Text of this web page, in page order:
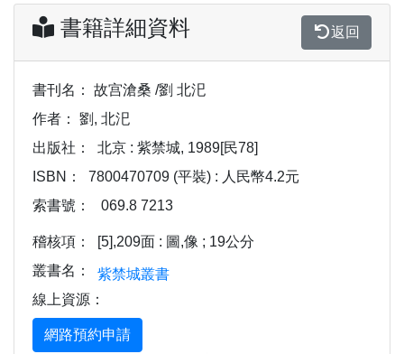
書籍詳細資料 返回
書刊名：
故宫滄桑 /劉 北汜
作者：
劉, 北汜
出版社：
北京 : 紫禁城, 1989[民78]
ISBN：
7800470709 (平裝) : 人民幣4.2元
索書號：
069.8 7213
稽核項：
[5],209面 : 圖,像 ; 19公分
叢書名：
紫禁城叢書
線上資源：